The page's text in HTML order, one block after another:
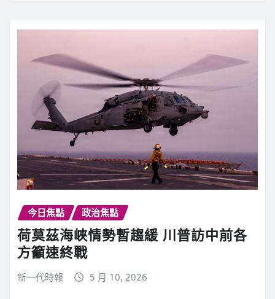
今日焦點 政治焦點
荷莫茲海峽情勢暫趨緩 川普訪中前各
方籲速終戰
新一代時報 5 月 10, 2026